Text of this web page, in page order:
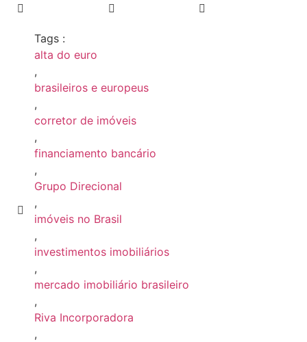
Tags :
alta do euro
,
brasileiros e europeus
,
corretor de imóveis
,
financiamento bancário
,
Grupo Direcional
,
imóveis no Brasil
,
investimentos imobiliários
,
mercado imobiliário brasileiro
,
Riva Incorporadora
,